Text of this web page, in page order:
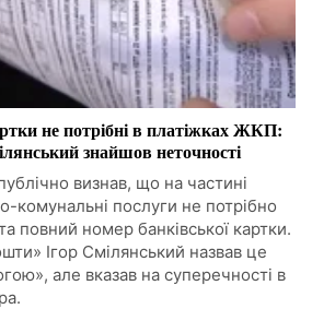
не потрібні в платіжках ЖКП:
знайшов неточності
визнав, що на частині
комунальні послуги не потрібно
повний номер банківської картки.
Ігор Смілянський назвав це
але вказав на суперечності в